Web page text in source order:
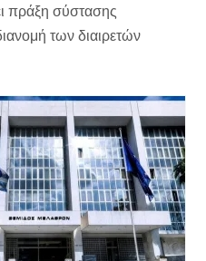
πράξη σύστασης
των διαιρετών